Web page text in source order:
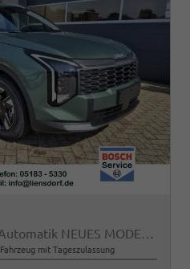
Vision 1.6 T-GDi 150PS Automatik NEUES MODELL MY26 FACELIFT Sitzheizung Lenkradheizung Klimaautomatik Navi Bluetooth Touchscreen Apple CarPlay Android Auto PDC v+h 17"LM Rückf.Kamera ACC 2x Keyless
Fahrzeug mit Tageszulassung